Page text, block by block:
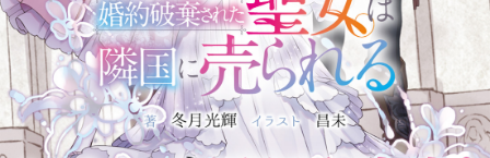
ロサージュノベルス
コミックガルド